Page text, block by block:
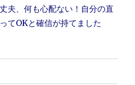
夫、何も心配ない！自分の直
てOKと確信が持てました